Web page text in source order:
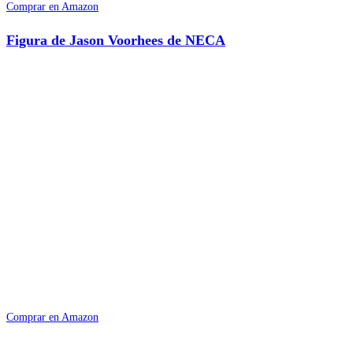
Comprar en Amazon
Figura de Jason Voorhees de NECA
Comprar en Amazon